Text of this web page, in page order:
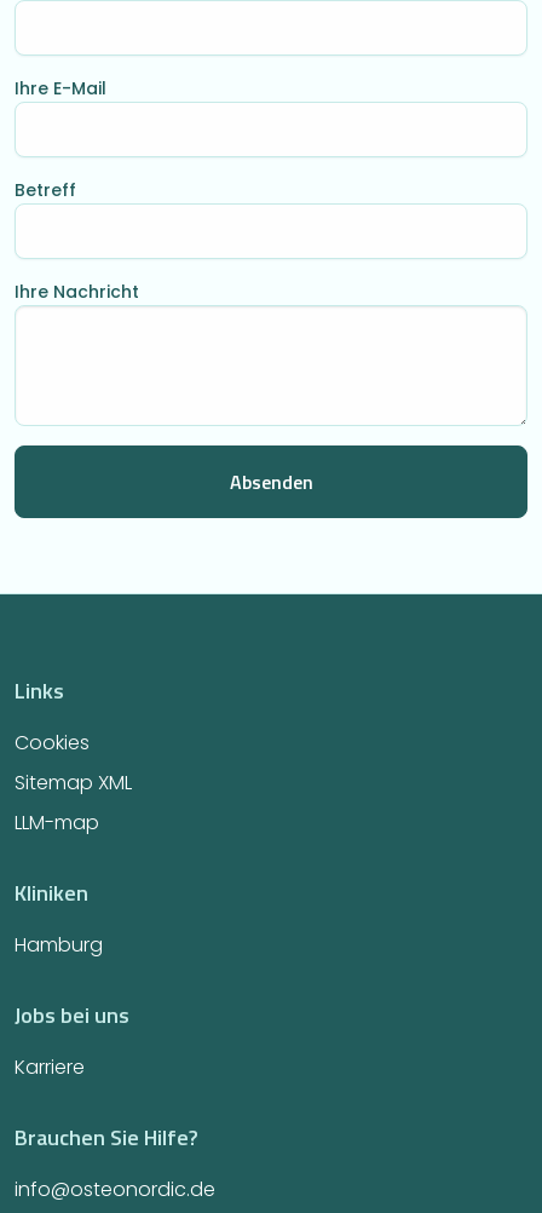
Ihre E-Mail
Betreff
Ihre Nachricht
Links
Cookies
Sitemap XML
LLM-map
Kliniken
Hamburg
Jobs bei uns
Karriere
Brauchen Sie Hilfe?
info@osteonordic.de